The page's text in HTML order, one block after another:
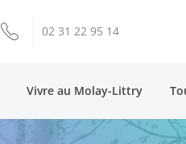
02 31 22 95 14
Vivre au Molay-Littry